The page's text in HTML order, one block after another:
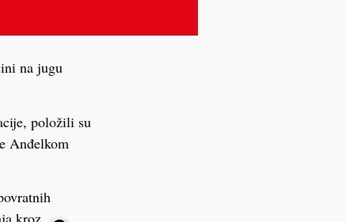
na jugu
položili su
Anđelkom